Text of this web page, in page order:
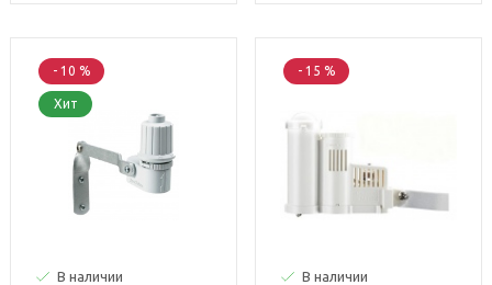
- 10 %
Хит
В наличии
- 15 %
В наличии